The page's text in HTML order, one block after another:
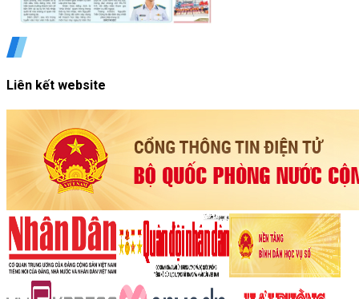
Liên kết website